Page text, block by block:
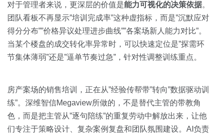
对于管理者来说，更深层的价值是能力可视化的决策依据。
团队看板不再显示”培训完成率”这种虚指标，而是”沉默应对
得分分布””价格异议处理进步曲线””各案场新人能力对比”。
当某个楼盘的成交转化率异常时，可以快速定位是”探需环
节集体薄弱”还是”逼单节奏过急”，针对性调整训练重点。
房产案场的销售培训，正在从”经验传帮带”转向”数据驱动训
练”。深维智信Megaview所做的，不是替代主管的带教角
色，而是把主管从”逐句陪练”的重复劳动中解放出来，让他
们专注于策略设计、复杂案例复盘和团队氛围建设。AI负责